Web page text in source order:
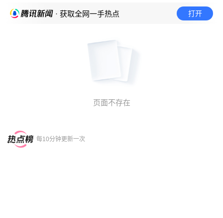
· 获取全网一手热点 打开
页面不存在
每10分钟更新一次